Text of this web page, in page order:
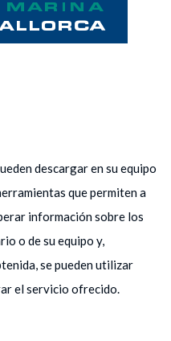
descargar en su equipo
que permiten a
información sobre los
o de su equipo y,
se pueden utilizar
el servicio ofrecido.